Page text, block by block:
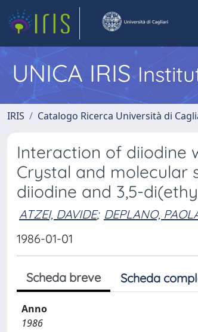
UNICA IRIS
IRIS Catalogo Ricerca Università di
Interaction of diiodine
Crystal and molecular
diiodine and 3,5-
ATZEI, DAVIDE; DEPLANO,
1986-01-01
Scheda breve Scheda
Anno
1986